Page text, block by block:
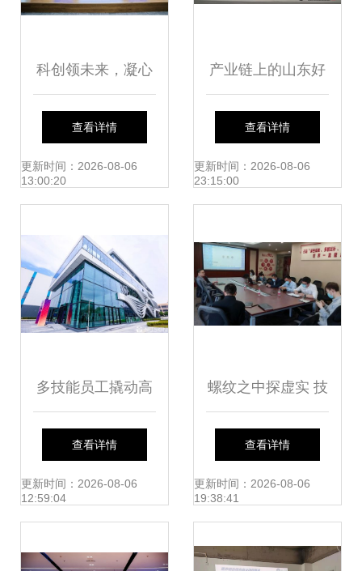
科创领未来，凝心
促发展 洪山区科技
成果转化对接活动
场成功举行
查看详情
更新时间：2026-08-06
13:00:20
产业链上的山东好
品牌联泓新材料 从
绿地崛起，迈向高
查看详情
更新时间：2026-08-06
23:15:00
多技能员工撬动高
产智能制造 如新工
厂如何以人为本、
查看详情
更新时间：2026-08-06
12:59:04
螺纹之中探虚实 技
术交流会助力螺栓
轴向应力监测协同
查看详情
更新时间：2026-08-06
19:38:41